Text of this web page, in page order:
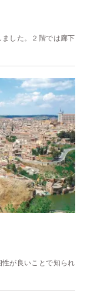
した。２階では廊下
が良いことで知られ